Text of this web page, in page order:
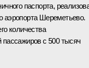
паспорта,
аэропорта Шереметьево.
количества
пассажиров с 500 тысяч